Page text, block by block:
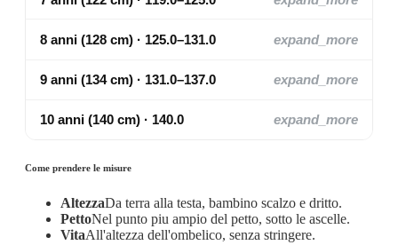
8 anni (128 cm) · 125.0–131.0 expand_more
9 anni (134 cm) · 131.0–137.0 expand_more
10 anni (140 cm) · 140.0 expand_more
Come prendere le misure
AltezzaDa terra alla testa, bambino scalzo e dritto.
PettoNel punto piu ampio del petto, sotto le ascelle.
VitaAll'altezza dell'ombelico, senza stringere.